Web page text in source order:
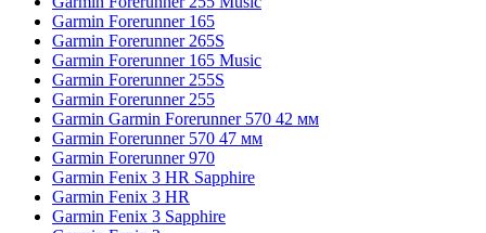
Garmin Forerunner 165
Garmin Forerunner 265S
Garmin Forerunner 165 Music
Garmin Forerunner 255S
Garmin Forerunner 255
Garmin Garmin Forerunner 570 42 мм
Garmin Forerunner 570 47 мм
Garmin Forerunner 970
Garmin Fenix 3 HR Sapphire
Garmin Fenix 3 HR
Garmin Fenix 3 Sapphire